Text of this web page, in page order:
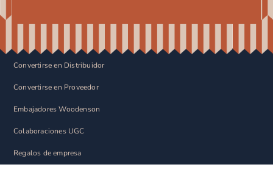
Convertirse en Distribuidor
Convertirse en Proveedor
Embajadores Woodenson
Colaboraciones UGC
Regalos de empresa